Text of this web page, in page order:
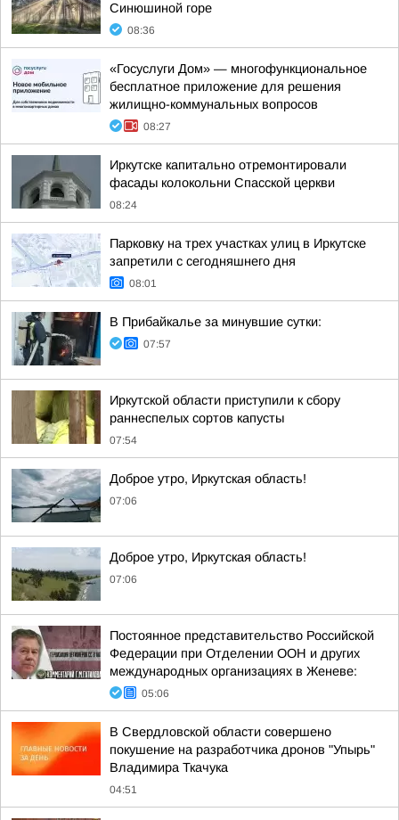
Синюшиной горе
08:36
«Госуслуги Дом» — многофункциональное
бесплатное приложение для решения
жилищно-коммунальных вопросов
08:27
Иркутске капитально отремонтировали
фасады колокольни Спасской церкви
08:24
Парковку на трех участках улиц в Иркутске
запретили с сегодняшнего дня
08:01
В Прибайкалье за минувшие сутки:
07:57
Иркутской области приступили к сбору
раннеспелых сортов капусты
07:54
Доброе утро, Иркутская область!
07:06
Доброе утро, Иркутская область!
07:06
Постоянное представительство Российской
Федерации при Отделении ООН и других
международных организациях в Женеве:
05:06
В Свердловской области совершено
покушение на разработчика дронов "Упырь"
Владимира Ткачука
04:51